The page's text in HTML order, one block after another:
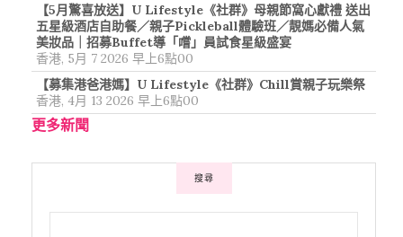
【5月驚喜放送】U Lifestyle《社群》母親節窩心獻禮 送出
五星級酒店自助餐／親子Pickleball體驗班／靚媽必備人氣
美妝品｜招募Buffet導「嚐」員試食星級盛宴
香港, 5月 7 2026 早上6點00
【募集港爸港媽】U Lifestyle《社群》Chill賞親子玩樂祭
香港, 4月 13 2026 早上6點00
更多新聞
搜尋